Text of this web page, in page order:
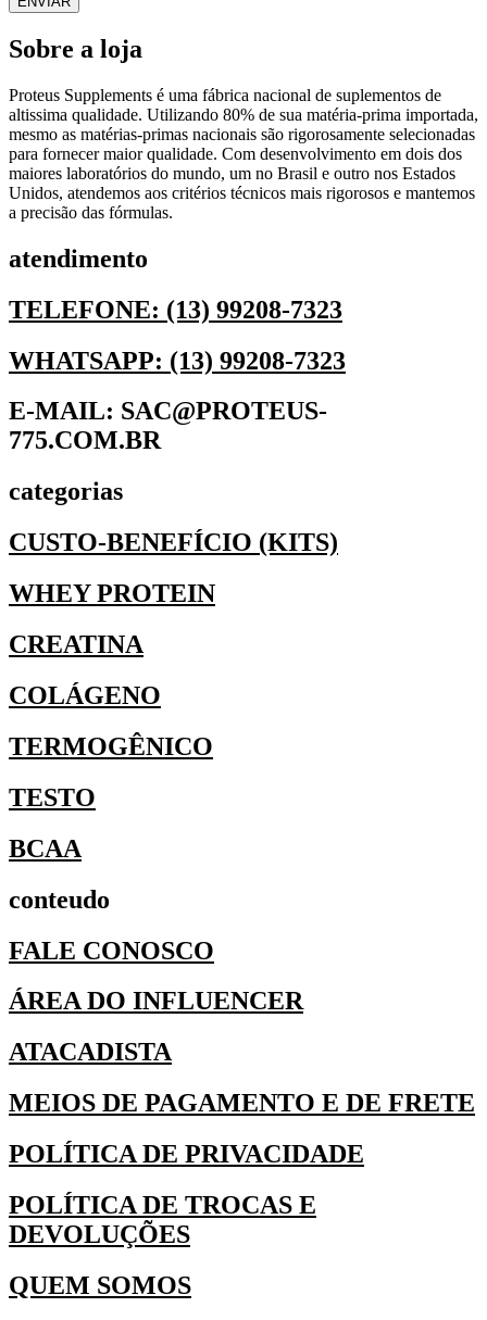
Sobre a loja
Proteus Supplements é uma fábrica nacional de suplementos de
altissima qualidade. Utilizando 80% de sua matéria-prima importada,
mesmo as matérias-primas nacionais são rigorosamente selecionadas
para fornecer maior qualidade. Com desenvolvimento em dois dos
maiores laboratórios do mundo, um no Brasil e outro nos Estados
Unidos, atendemos aos critérios técnicos mais rigorosos e mantemos
a precisão das fórmulas.
atendimento
TELEFONE: (13) 99208-7323
WHATSAPP: (13) 99208-7323
E-MAIL: SAC@PROTEUS-
775.COM.BR
categorias
CUSTO-BENEFÍCIO (KITS)
WHEY PROTEIN
CREATINA
COLÁGENO
TERMOGÊNICO
TESTO
BCAA
conteudo
FALE CONOSCO
ÁREA DO INFLUENCER
ATACADISTA
MEIOS DE PAGAMENTO E DE FRETE
POLÍTICA DE PRIVACIDADE
POLÍTICA DE TROCAS E
DEVOLUÇÕES
QUEM SOMOS